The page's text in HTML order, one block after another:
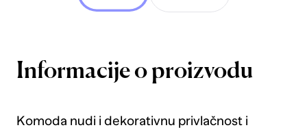
Informacije o proizvodu
Komoda nudi i dekorativnu privlačnost i